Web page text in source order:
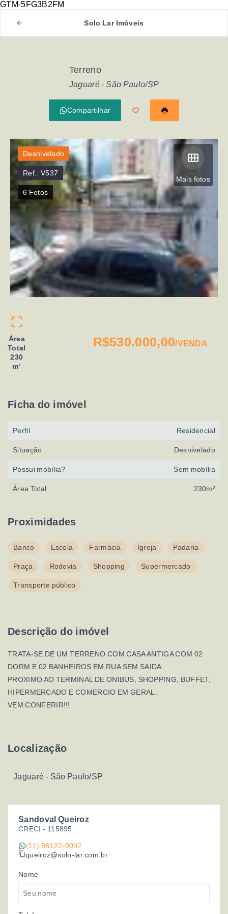
GTM-5FG3B2FM
Solo Lar Imóveis
Terreno
Jaguaré - São Paulo/SP
Compartilhar
Mais fotos
Desnivelado
Ref.:V537
6 Fotos
Área
Total
230
m²
R$530.000,00/VENDA
Sandoval Queiroz
CRECI - 115895
(11) 98122-0092
queiroz@solo-lar.com.br
Nome
Proximidades
Banco Escola Farmácia Igreja Padaria
Praça Rodovia Shopping Supermercado
Transporte público
Descrição do imóvel
TRATA-SE DE UM TERRENO COM CASA ANTIGA COM 02
DORM E 02 BANHEIROS EM RUA SEM SAIDA.
PROXIMO AO TERMINAL DE ONIBUS, SHOPPING, BUFFET,
HIPERMERCADO E COMERCIO EM GERAL.
VEM CONFERIR!!!
Localização
Jaguaré - São Paulo/SP
Ficha do imóvel
Perfil Residencial
Situação Desnivelado
Possui mobília? Sem mobília
Área Total 230m²